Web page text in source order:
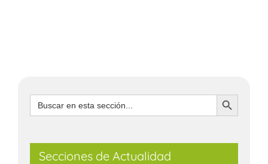
Buscar: Botón de búsqueda
Secciones de Actualidad